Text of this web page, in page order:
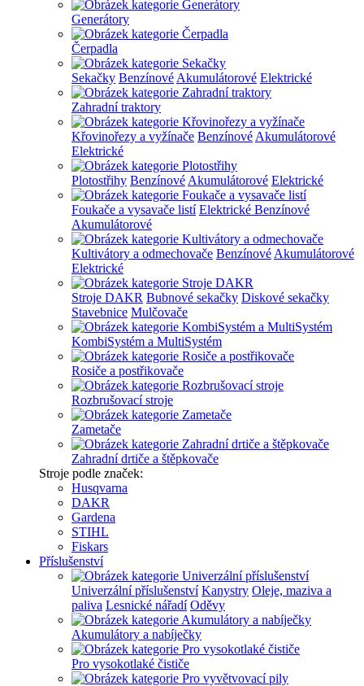
Generátory
Čerpadla
Sekačky Benzínové Akumulátorové Elektrické
Zahradní traktory
Křovinořezy a vyžínače Benzínové Akumulátorové
Elektrické
Plotostřihy Benzínové Akumulátorové Elektrické
Foukače a vysavače listí Elektrické Benzínové
Akumulátorové
Kultivátory a odmechovače Benzínové Akumulátorové
Elektrické
Stroje DAKR Bubnové sekačky Diskové sekačky
Stavebnice Mulčovače
KombiSystém a MultiSystém
Rosiče a postřikovače
Rozbrušovací stroje
Zametače
Zahradní drtiče a štěpkovače
Stroje podle značek:
Husqvarna
DAKR
Gardena
STIHL
Fiskars
Příslušenství
Univerzální příslušenství Kanystry Oleje, maziva a
paliva Lesnické nářadí Oděvy
Akumulátory a nabíječky
Pro vysokotlaké čističe